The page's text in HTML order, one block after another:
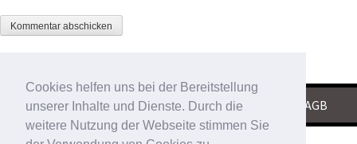
Cookies helfen uns bei der Bereitstellung
unserer Inhalte und Dienste. Durch die
weitere Nutzung der Webseite stimmen Sie
KONTAKT|IMPRESSUM|DATENSCHUTZ AGB